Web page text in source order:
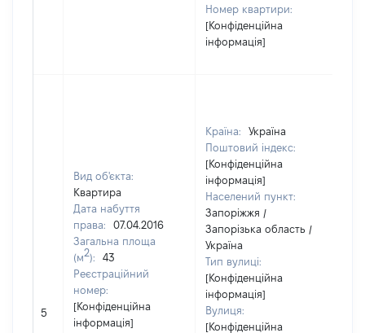
Номер квартири:
[Конфіденційна
інформація]
5
Вид об'єкта:
Квартира
Дата набуття
права:
07.04.2016
Загальна площа
(м2):
43
Реєстраційний
номер:
[Конфіденційна
інформація]
Країна:
Україна
Поштовий індекс:
[Конфіденційна
інформація]
Населений пункт:
Запоріжжя /
Запорізька область /
Україна
Тип вулиці:
[Конфіденційна
інформація]
Вулиця:
[Конфіденційна